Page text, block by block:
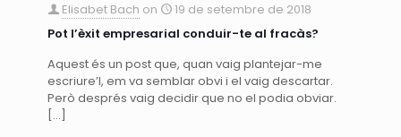
Elisabet Bach on
19 de setembre de 2018
Pot l’èxit empresarial conduir-te al fracàs?
Aquest és un post que, quan vaig plantejar-me
escriure’l, em va semblar obvi i el vaig descartar.
Però després vaig decidir que no el podia obviar.
[…]